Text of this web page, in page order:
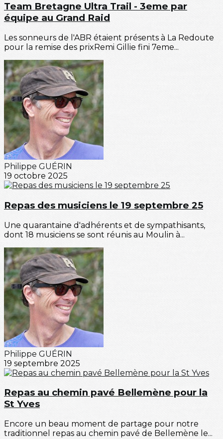
Team Bretagne Ultra Trail - 3eme par
équipe au Grand Raid
Les sonneurs de l'ABR étaient présents à La Redoute
pour la remise des prixRemi Gillie fini 7eme...
Philippe GUÉRIN
19 octobre 2025
Repas des musiciens le 19 septembre 25
Une quarantaine d'adhérents et de sympathisants,
dont 18 musiciens se sont réunis au Moulin à...
Philippe GUÉRIN
19 septembre 2025
Repas au chemin pavé Bellemène pour la
St Yves
Encore un beau moment de partage pour notre
traditionnel repas au chemin pavé de Bellemène le...